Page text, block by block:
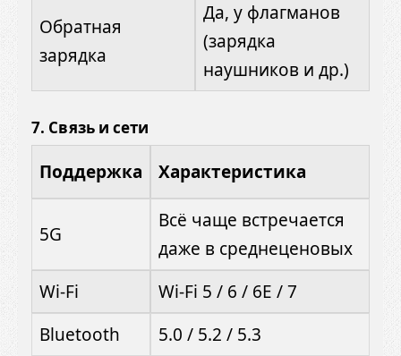
Обратная
зарядка
Да, у флагманов
(зарядка
наушников и др.)
7. Связь и сети
Поддержка Характеристика
5G
Всё чаще встречается
даже в среднеценовых
Wi-Fi
Wi-Fi 5 / 6 / 6E / 7
Bluetooth
5.0 / 5.2 / 5.3